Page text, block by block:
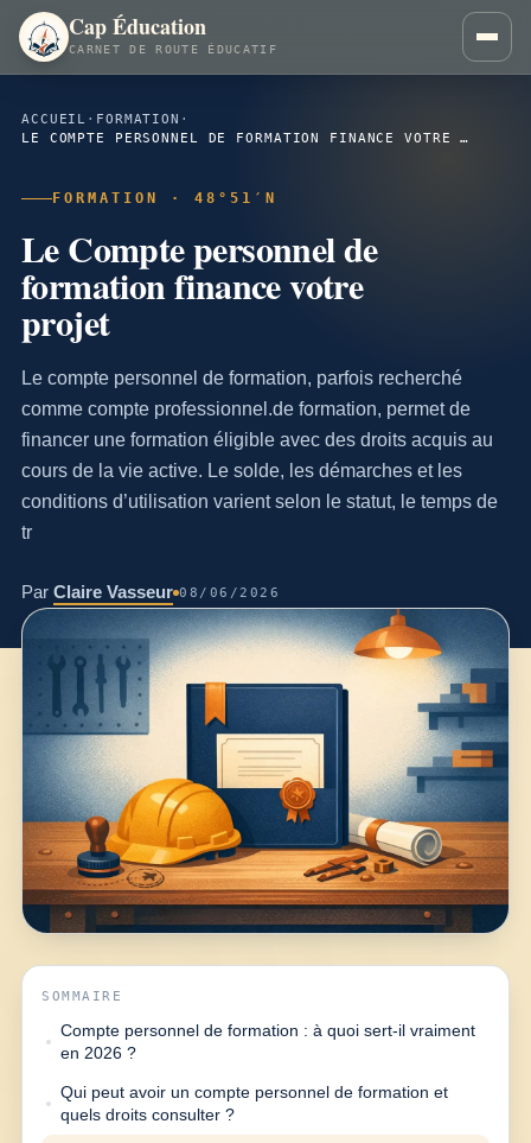
Cap Éducation
CARNET DE ROUTE ÉDUCATIF
ACCUEIL · FORMATION ·
LE COMPTE PERSONNEL DE FORMATION FINANCE VOTRE PROJET
FORMATION · 48°51′N
Le Compte personnel de
formation finance votre
projet
Le compte personnel de formation, parfois recherché
comme compte professionnel.de formation, permet de
financer une formation éligible avec des droits acquis au
cours de la vie active. Le solde, les démarches et les
conditions d’utilisation varient selon le statut, le temps de
tr
Par Claire Vasseur 08/06/2026
SOMMAIRE
Compte personnel de formation : à quoi sert-il vraiment
en 2026 ?
Qui peut avoir un compte personnel de formation et
quels droits consulter ?